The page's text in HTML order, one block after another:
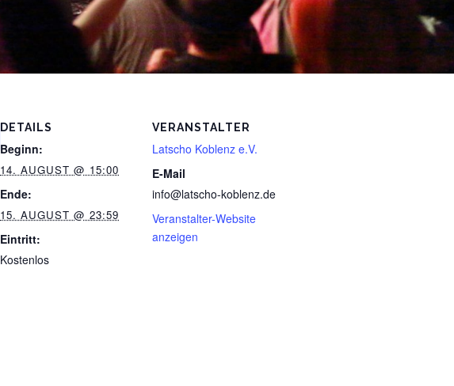
DETAILS
Beginn:
14. AUGUST @ 15:00
Ende:
15. AUGUST @ 23:59
Eintritt:
Kostenlos
VERANSTALTER
Latscho Koblenz e.V.
E-Mail
info@latscho-koblenz.de
Veranstalter-Website
anzeigen